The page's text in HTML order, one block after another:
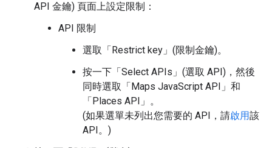
API 金鑰) 頁面上設定限制：
API 限制
選取「Restrict key」(限制金鑰)。
按一下「Select APIs」(選取 API) ，然後
同時選取「Maps JavaScript API」 和
「Places API」 。
(如果選單未列出您需要的 API，請啟用該
API。)